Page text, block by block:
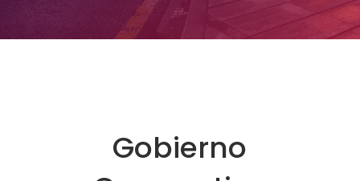
Gobierno